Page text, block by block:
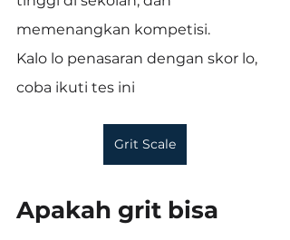
memenangkan kompetisi.
Kalo lo penasaran dengan skor lo,
coba ikuti tes ini
Grit Scale
Apakah grit bisa